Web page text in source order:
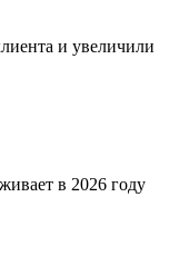
и увеличили
в 2026 году